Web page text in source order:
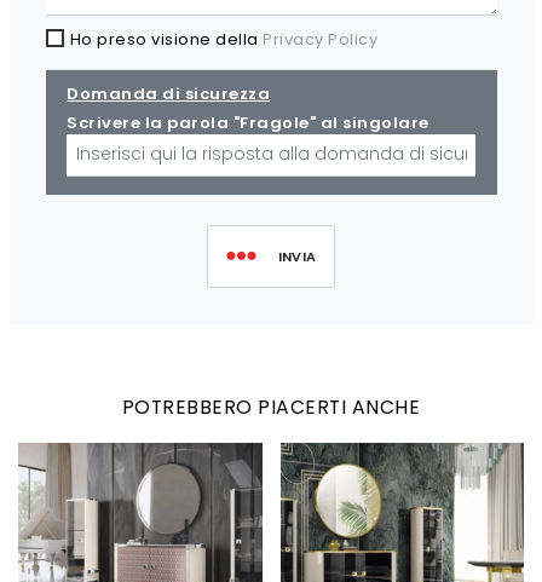
Ho preso visione della Privacy Policy
Domanda di sicurezza
Scrivere la parola "Fragole" al singolare
INVIA
POTREBBERO PIACERTI ANCHE